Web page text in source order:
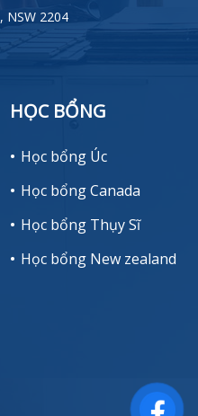
NSW 2204
HỌC BỔNG
Học bổng Úc
Học bổng Canada
Học bổng Thụy Sĩ
Học bổng New zealand